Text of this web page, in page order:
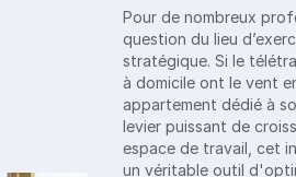
Pour de nombreux
question du lieu
stratégique. Si le
à domicile ont le vent
appartement dédié à
levier puissant de
espace de travail, cet
un véritable outil